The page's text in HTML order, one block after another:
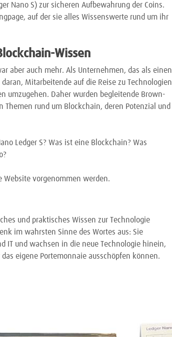
Nano S) zur sicheren Aufbewahrung der Coins.
auf der sie alles Wissenswerte rund um ihr
Wissen
aber auch mehr. Als Unternehmen, das als einen
Mitarbeitende auf die Reise zu Technologien
umzugehen. Daher wurden begleitende Brown-
Themen rund um Blockchain, deren Potenzial und
Ledger S? Was ist eine Blockchain? Was
Website vorgenommen werden.
und praktisches Wissen zur Technologie
im wahrsten Sinne des Wortes aus: Sie
IT und wachsen in die neue Technologie hinein,
eigene Portemonnaie ausschöpfen können.